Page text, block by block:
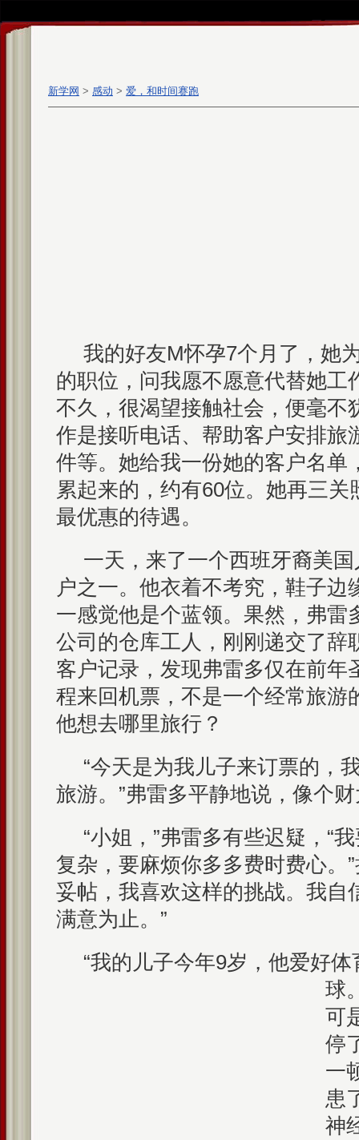
新学网 > 感动 > 爱，和时间赛跑
我的好友M怀孕7个月了，她
的职位，问我愿不愿意代替她工
不久，很渴望接触社会，便毫不
作是接听电话、帮助客户安排旅
件等。她给我一份她的客户名单
累起来的，约有60位。她再三
最优惠的待遇。
一天，来了一个西班牙裔美
户之一。他衣着不考究，鞋子边
一感觉他是个蓝领。果然，弗雷
公司的仓库工人，刚刚递交了辞
客户记录，发现弗雷多仅在前年
程来回机票，不是一个经常旅游
他想去哪里旅行？
“今天是为我儿子来订票的，
旅游。”弗雷多平静地说，像个
“小姐，”弗雷多有些迟疑，“
复杂，要麻烦你多多费时费心。
妥帖，我喜欢这样的挑战。我自
满意为止。”
“我的儿子今年9岁，他爱好
球
可
停
一
患
神